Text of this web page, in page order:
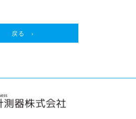
戻る ›